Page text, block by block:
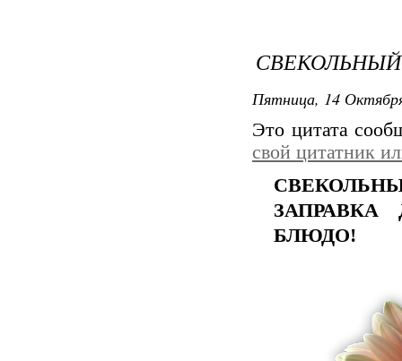
Пятница, 14
Это цитата
свой цитатник
БЛЮДО!